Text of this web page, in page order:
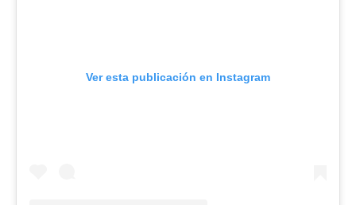
Ver esta publicación en Instagram